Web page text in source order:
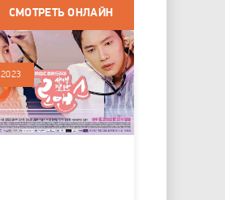
СМОТРЕТЬ ОНЛАЙН
2023